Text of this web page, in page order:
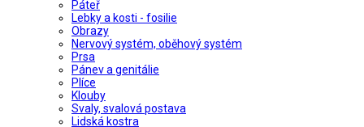
Páteř
Lebky a kosti - fosilie
Obrazy
Nervový systém, oběhový systém
Prsa
Pánev a genitálie
Plíce
Klouby
Svaly, svalová postava
Lidská kostra